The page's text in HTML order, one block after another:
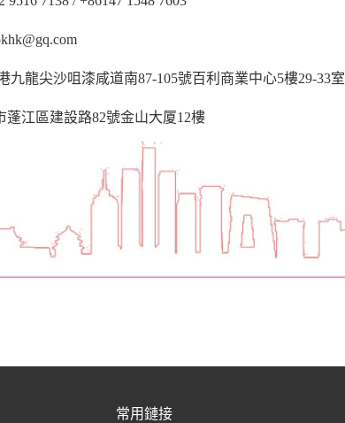
九龍尖沙咀漆咸道南87-105號百利商業中心5樓29-33室
蓬江區建設路82號金山大厦12樓
常用鏈接